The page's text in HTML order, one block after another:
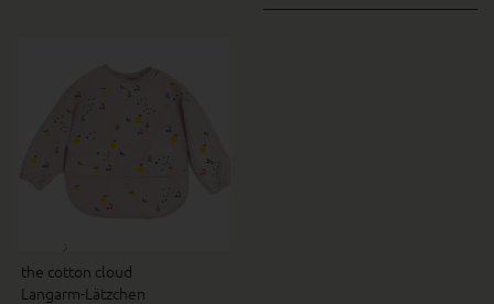
the cotton cloud
Langarm-Lätzchen